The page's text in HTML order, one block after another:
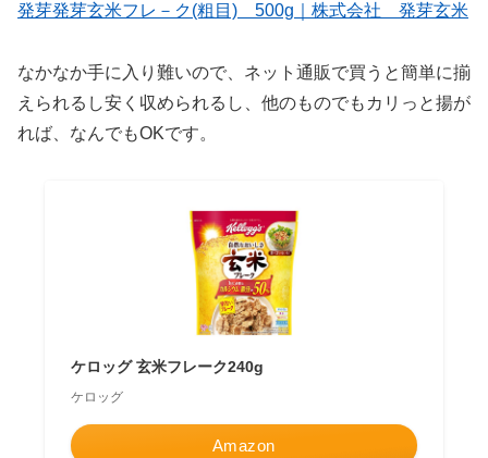
発芽発芽玄米フレ－ク(粗目) 500g｜株式会社 発芽玄米
なかなか手に入り難いので、ネット通販で買うと簡単に揃
えられるし安く収められるし、他のものでもカリっと揚が
れば、なんでもOKです。
ケロッグ 玄米フレーク240g
ケロッグ
Amazon